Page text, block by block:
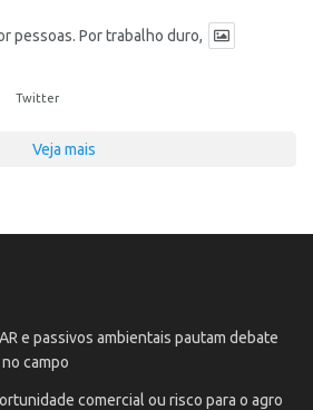
pessoas. Por trabalho duro,
Twitter
Veja mais
e passivos ambientais pautam debate
campo
comercial ou risco para o agro